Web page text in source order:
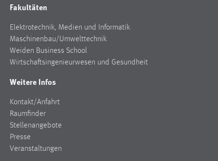
Fakultäten
Elektrotechnik, Medien und Informatik
Maschinenbau/Umwelttechnik
Weiden Business School
Wirtschaftsingenieurwesen und Gesundheit
Weitere Infos
Kontakt/Anfahrt
Raumfinder
Stellenangebote
Presse
Veranstaltungen